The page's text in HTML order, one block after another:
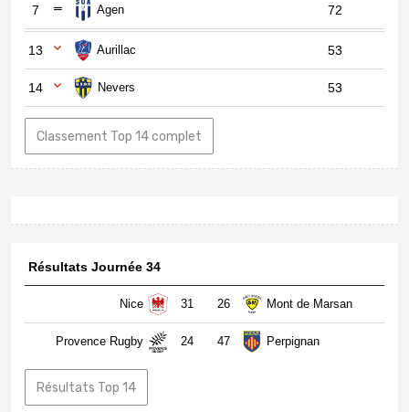
7 Agen 72
13 Aurillac 53
14 Nevers 53
Classement Top 14 complet
Résultats Journée 34
Nice 31 26 Mont de Marsan
Provence Rugby 24 47 Perpignan
Résultats Top 14